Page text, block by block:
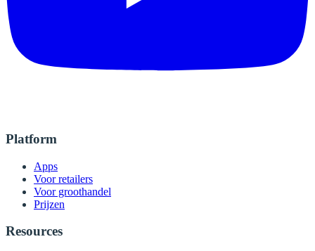
Platform
Apps
Voor retailers
Voor groothandel
Prijzen
Resources